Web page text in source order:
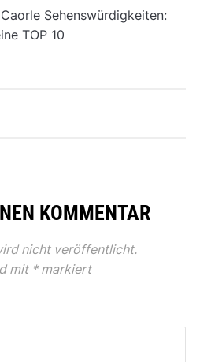
Caorle Sehenswürdigkeiten:
TOP 10
KOMMENTAR
nicht veröffentlicht.
mit *markiert